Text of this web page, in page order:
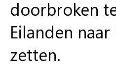
doorbroken
Eilanden
zetten.